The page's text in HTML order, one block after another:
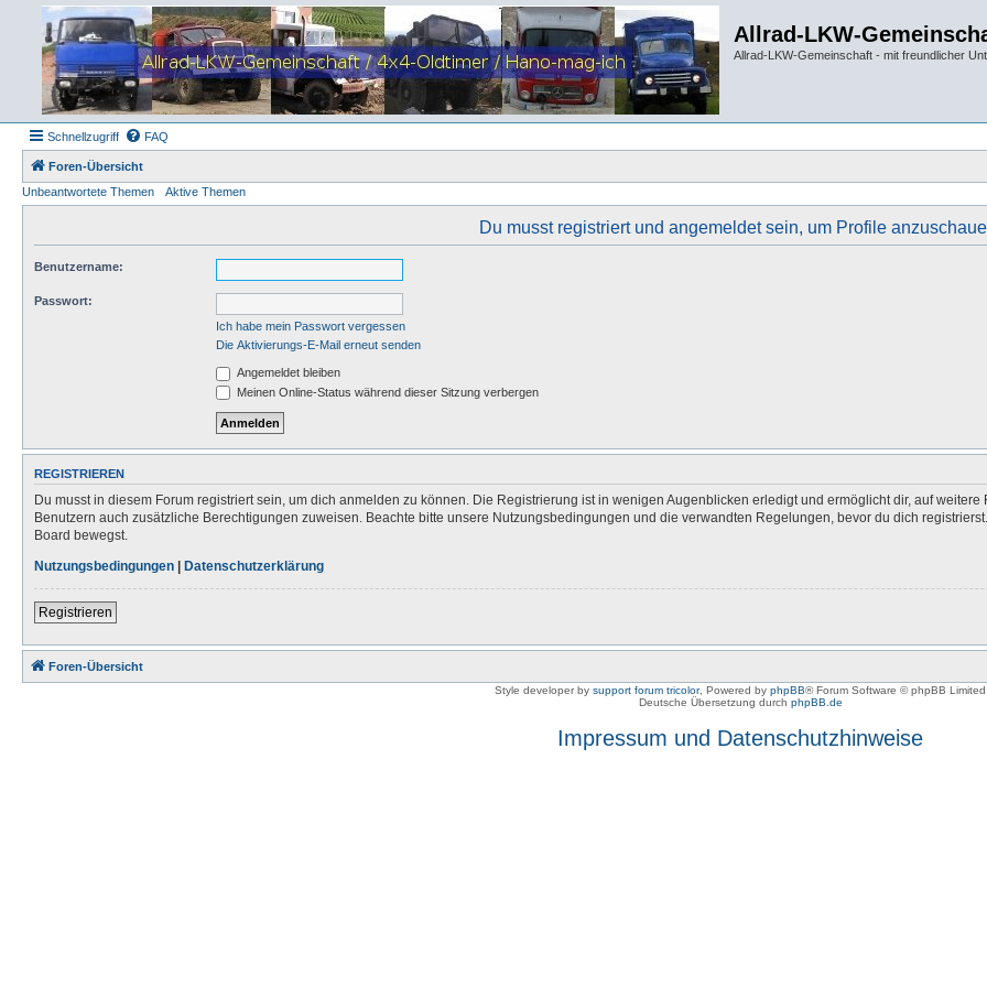
Allrad-LKW-
Allrad-LKW-Gemeinschaft - mit freundlicher
Schnellzugriff FAQ
Foren-Übersicht
Unbeantwortete Themen
Aktive Themen
Du musst registriert und angemeldet sein, um Profile
Benutzername:
Passwort:
Ich habe mein Passwort vergessen
Die Aktivierungs-E-Mail erneut senden
Angemeldet bleiben
Meinen Online-Status während dieser Sitzung verbergen
REGISTRIEREN
Du musst in diesem Forum registriert sein, um dich anmelden zu können. Die Registrierung ist in wenigen Augenblicken erledigt und ermöglicht dir, auf
Benutzern auch zusätzliche Berechtigungen zuweisen. Beachte bitte unsere Nutzungsbedingungen und die verwandten Regelungen, bevor du dich
Board bewegst.
Nutzungsbedingungen | Datenschutzerklärung
Registrieren
Foren-Übersicht
Style developer by support forum tricolor, Powered by phpBB® Forum Software © phpBB Limited
Deutsche Übersetzung durch phpBB.de
Impressum und Datenschutzhinweise